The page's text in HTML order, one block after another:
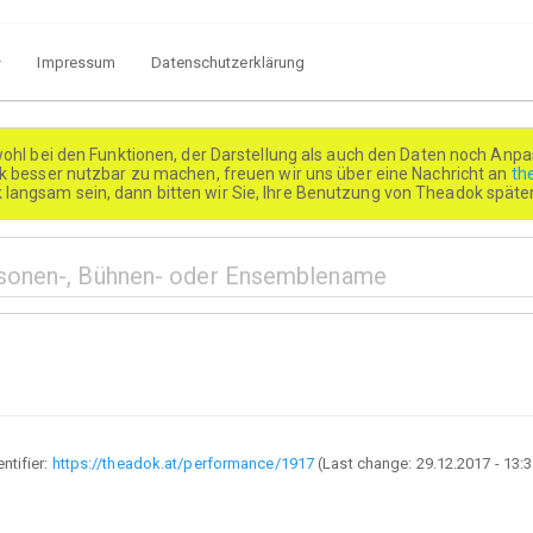
Impressum Datenschutzerklärung
bei den Funktionen, der Darstellung als auch den Daten noch
besser nutzbar zu machen, freuen wir uns über eine Nachricht an
sein, dann bitten wir Sie, Ihre Benutzung von Theadok
https://theadok.at/performance/1917 (Last change: 29.12.2017 -